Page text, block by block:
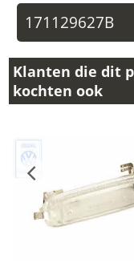
171129627B
Klanten die dit
kochten ook